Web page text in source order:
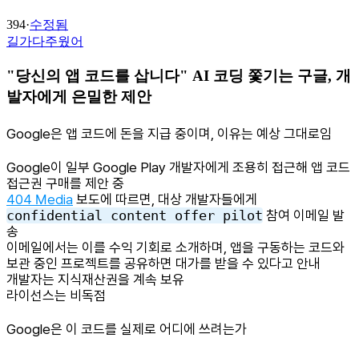
394·수정됨
길가다주웠어
"당신의 앱 코드를 삽니다" AI 코딩 쫓기는 구글, 개
발자에게 은밀한 제안
Google은 앱 코드에 돈을 지급 중이며, 이유는 예상 그대로임
Google이 일부 Google Play 개발자에게 조용히 접근해 앱 코드
접근권 구매를 제안 중
404 Media 보도에 따르면, 대상 개발자들에게
confidential content offer pilot 참여 이메일 발
송
이메일에서는 이를 수익 기회로 소개하며, 앱을 구동하는 코드와
보관 중인 프로젝트를 공유하면 대가를 받을 수 있다고 안내
개발자는 지식재산권을 계속 보유
라이선스는 비독점
Google은 이 코드를 실제로 어디에 쓰려는가